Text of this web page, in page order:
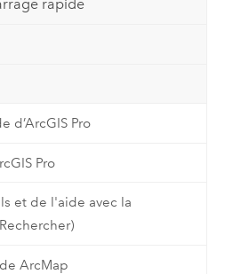
rapide
d’ArcGIS Pro
Pro
et de l'aide avec la
ArcMap